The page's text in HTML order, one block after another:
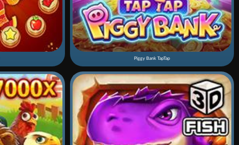
Piggy Bank TapTap